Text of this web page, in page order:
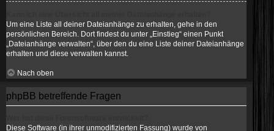
Um eine Liste all deiner Dateianhänge zu erhalten, gehe in den
persönlichen Bereich. Dort findest du unter „Einstieg“ einen Punkt
„Dateianhänge verwalten“, über den du eine Liste deiner Dateianhänge
erhalten und diese verwalten kannst.
Nach oben
phpBB betreffende Fragen
Diese Software (in ihrer unmodifizierten Fassung) wurde von